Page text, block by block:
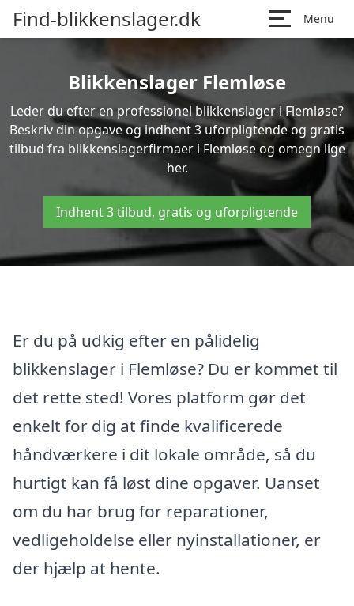
Find-blikkenslager.dk Menu
Blikkenslager Flemløse
Leder du efter en professionel blikkenslager i Flemløse?
Beskriv din opgave og indhent 3 uforpligtende og gratis
tilbud fra blikkenslagerfirmaer i Flemløse og omegn lige
her.
Indhent 3 tilbud, gratis og uforpligtende
Er du på udkig efter en pålidelig
blikkenslager i Flemløse? Du er kommet til
det rette sted! Vores platform gør det
enkelt for dig at finde kvalificerede
håndværkere i dit lokale område, så du
hurtigt kan få løst dine opgaver. Uanset
om du har brug for reparationer,
vedligeholdelse eller nyinstallationer, er
der hjælp at hente.